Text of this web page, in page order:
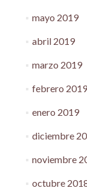
mayo 2019
abril 2019
marzo 2019
febrero 2019
enero 2019
diciembre
noviembre
octubre